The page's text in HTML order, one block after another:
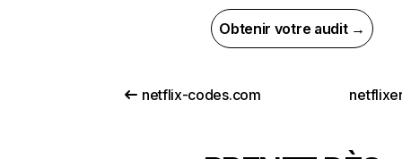
Obtenir votre audit →
netflix-codes.com